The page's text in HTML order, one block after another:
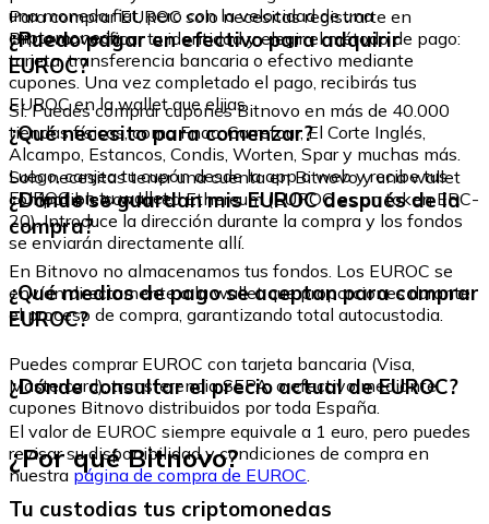
una moneda fiat, pero con la velocidad de una
criptomoneda.
Para comprar EUROC solo necesitas registrarte en
Bitnovo, verificar tu identidad y elegir el método de pago:
tarjeta, transferencia bancaria o efectivo mediante
cupones. Una vez completado el pago, recibirás tus
EUROC en la wallet que elijas.
¿Puedo pagar en efectivo para adquirir
EUROC?
Sí. Puedes comprar cupones Bitnovo en más de 40.000
tiendas físicas, como Fnac, Carrefour, El Corte Inglés,
Alcampo, Estancos, Condis, Worten, Spar y muchas más.
Luego, canjea tu cupón desde la app o web y recibe tus
EUROC en tu wallet.
¿Qué necesito para comenzar?
Solo necesitas tener una cuenta en Bitnovo y una wallet
compatible con la red Ethereum (EUROC es un token ERC-
20). Introduce la dirección durante la compra y los fondos
se enviarán directamente allí.
¿Dónde se guardan mis EUROC después de la
compra?
En Bitnovo no almacenamos tus fondos. Los EUROC se
envían directamente a la wallet que proporciones durante
el proceso de compra, garantizando total autocustodia.
¿Qué medios de pago se aceptan para comprar
EUROC?
Puedes comprar EUROC con tarjeta bancaria (Visa,
Mastercard), transferencia SEPA, o efectivo mediante
cupones Bitnovo distribuidos por toda España.
¿Dónde consultar el precio actual de EUROC?
El valor de EUROC siempre equivale a 1 euro, pero puedes
revisar su disponibilidad y condiciones de compra en
nuestra página de compra de EUROC
¿Por qué Bitnovo?
Tu custodias tus criptomonedas